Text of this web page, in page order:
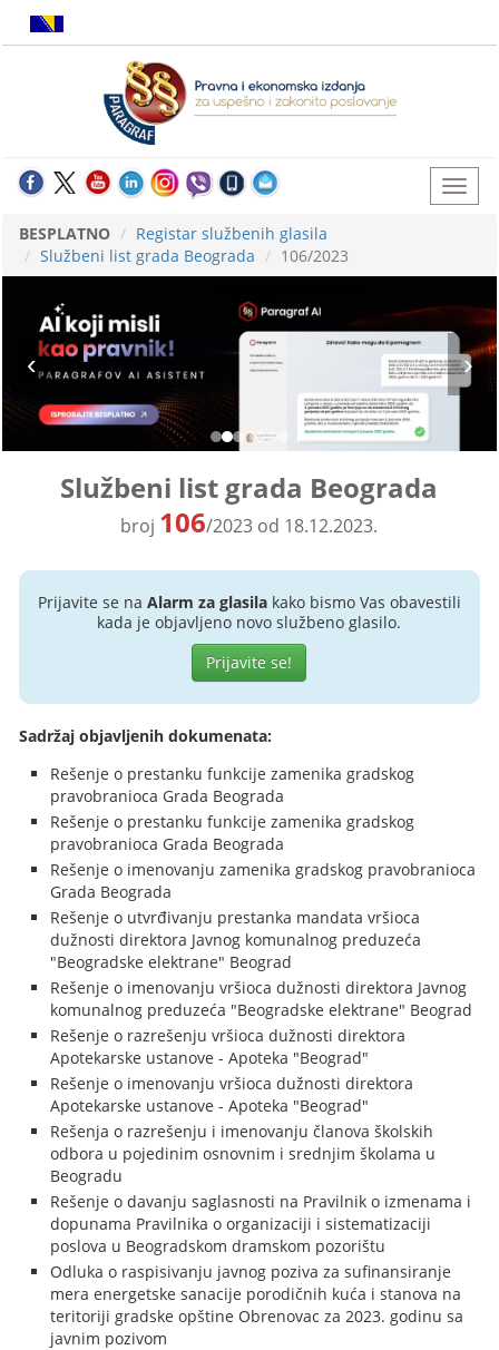
BESPLATNO
Registar službenih glasila
Službeni list grada Beograda
106/2023
Službeni list grada Beograda
broj 106/2023 od 18.12.2023.
Prijavite se na Alarm za glasilakako bismo Vas obavestili
kada je objavljeno novo službeno glasilo.
Prijavite se!
Sadržaj objavljenih dokumenata:
Rešenje o prestanku funkcije zamenika gradskog
pravobranioca Grada Beograda
Rešenje o prestanku funkcije zamenika gradskog
pravobranioca Grada Beograda
Rešenje o imenovanju zamenika gradskog pravobranioca
Grada Beograda
Rešenje o utvrđivanju prestanka mandata vršioca
dužnosti direktora Javnog komunalnog preduzeća
"Beogradske elektrane" Beograd
Rešenje o imenovanju vršioca dužnosti direktora Javnog
komunalnog preduzeća "Beogradske elektrane" Beograd
Rešenje o razrešenju vršioca dužnosti direktora
Apotekarske ustanove - Apoteka "Beograd"
Rešenje o imenovanju vršioca dužnosti direktora
Apotekarske ustanove - Apoteka "Beograd"
Rešenja o razrešenju i imenovanju članova školskih
odbora u pojedinim osnovnim i srednjim školama u
Beogradu
Rešenje o davanju saglasnosti na Pravilnik o izmenama i
dopunama Pravilnika o organizaciji i sistematizaciji
poslova u Beogradskom dramskom pozorištu
Odluka o raspisivanju javnog poziva za sufinansiranje
mera energetske sanacije porodičnih kuća i stanova na
teritoriji gradske opštine Obrenovac za 2023. godinu sa
javnim pozivom